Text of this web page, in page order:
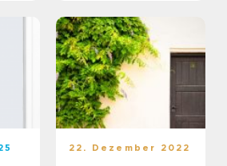
22. Dezember 2022